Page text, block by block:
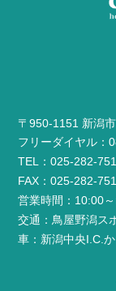
〒950-1151 新潟
フリーダイヤル：
TEL：025-282-
FAX：025-282-
営業時間：10:00
交通：鳥屋野潟ス
車：新潟中央I.C.